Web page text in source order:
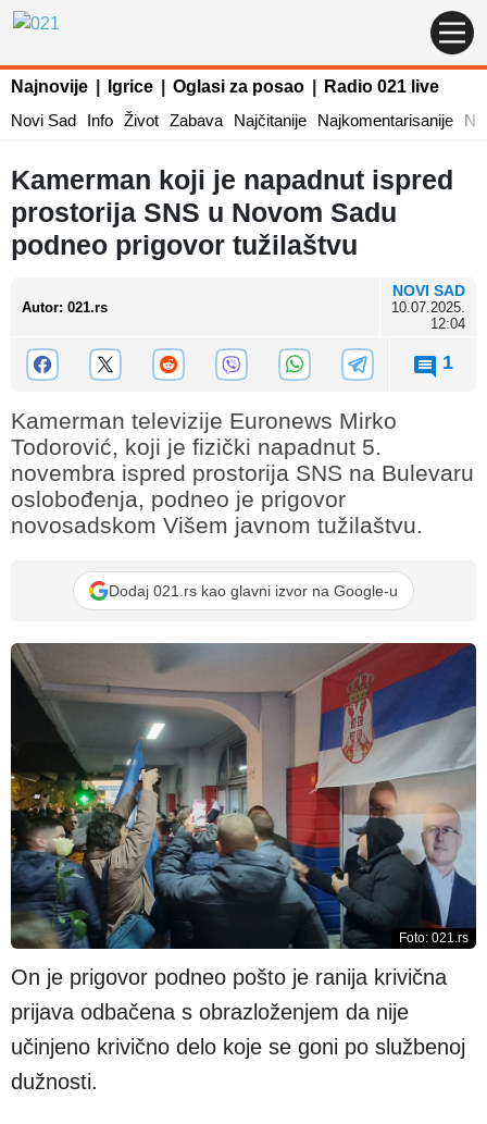
Najnovije Igrice Oglasi za posao
Radio 021 live
Novi Sad
Info Život Zabava Najčitanije Najkomentarisanije
Kamerman koji je napadnut ispred
prostorija SNS u Novom Sadu
podneo prigovor tužilaštvu
Autor: 021.rs
NOVI SAD
10.07.2025.
12:04
1
Kamerman televizije Euronews Mirko
Todorović, koji je fizički napadnut 5.
novembra ispred prostorija SNS na Bulevaru
oslobođenja, podneo je prigovor
novosadskom Višem javnom tužilaštvu.
Dodaj 021.rs kao glavni izvor na Google-u
Foto: 021.rs
On je prigovor podneo pošto je ranija krivična
prijava odbačena s obrazloženjem da nije
učinjeno krivično delo koje se goni po službenoj
dužnosti.